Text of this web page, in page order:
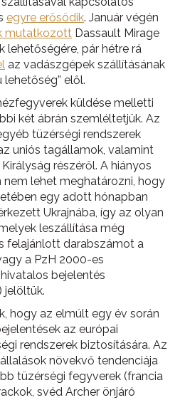
egyre erősödik. Január végén
mutatkozott Dassault Mirage
lehetőségére, pár hétre rá
az vadászgépek szállításának
elől.
küldése melletti
két ábrán szemléltetjük. Az
tüzérségi rendszerek
uniós tagállamok, valamint
részéről. A hiányos
lehet meghatározni, hogy
egy adott hónapban
Ukrajnába, így az olyan
leszállítása még
felajánlott darabszámot a
a PzH 2000-es
bejelentés
jelöltük.
hogy az elmúlt egy év során
az európai
rendszerek biztosítására. Az
növekvő tendenciája
tüzérségi fegyverek (francia
svéd Archer önjáró